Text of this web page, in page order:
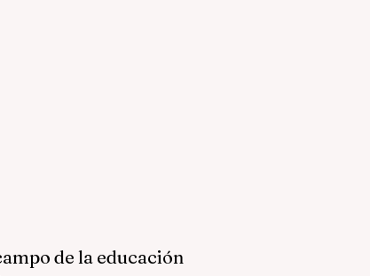
de la educación